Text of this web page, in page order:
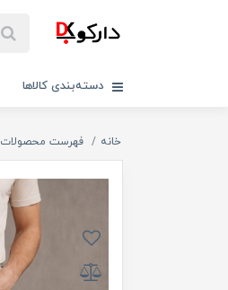
دسته‌بندی کالاها
خانه فهرست محصولات